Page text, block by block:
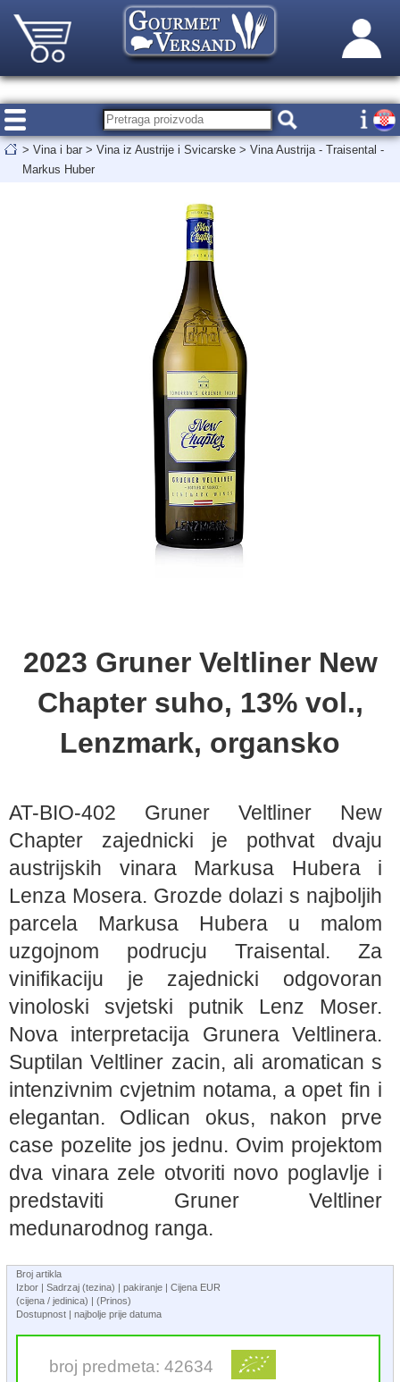
> Vina i bar > Vina iz Austrije i Svicarske > Vina Austrija - Traisental -
Markus Huber
2023 Gruner Veltliner New
Chapter suho, 13% vol.,
Lenzmark, organsko
AT-BIO-402 Gruner Veltliner New
Chapter zajednicki je pothvat dvaju
austrijskih vinara Markusa Hubera i
Lenza Mosera. Grozde dolazi s najboljih
parcela Markusa Hubera u malom
uzgojnom podrucju Traisental. Za
vinifikaciju je zajednicki odgovoran
vinoloski svjetski putnik Lenz Moser.
Nova interpretacija Grunera Veltlinera.
Suptilan Veltliner zacin, ali aromatican s
intenzivnim cvjetnim notama, a opet fin i
elegantan. Odlican okus, nakon prve
case pozelite jos jednu. Ovim projektom
dva vinara zele otvoriti novo poglavlje i
predstaviti Gruner Veltliner
medunarodnog ranga.
Broj artikla
Izbor | Sadrzaj (tezina) | pakiranje | Cijena EUR
(cijena / jedinica) | (Prinos)
Dostupnost | najbolje prije datuma
broj predmeta: 42634